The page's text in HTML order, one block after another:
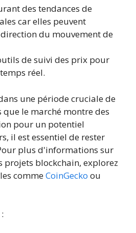
des tendances de
car elles peuvent
du mouvement de
de suivi des prix pour
réel.
une période cruciale de
le marché montre des
pour un potentiel
il est essentiel de rester
plus d'informations sur
projets blockchain, explorez
commeCoinGecko ou